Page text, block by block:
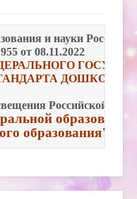
и науки
от 08.11.2022
Российской
образования"